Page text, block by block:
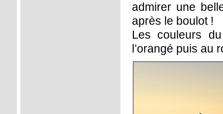
admirer une
après le boulot !
Les couleurs
l’orangé puis au